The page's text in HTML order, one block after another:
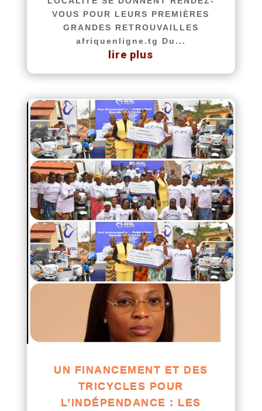
VOUS POUR LEURS PREMIÈRES
GRANDES RETROUVAILLES
afriquenligne.tg Du...
lire plus
UN FINANCEMENT ET DES
TRICYCLES POUR
L’INDÉPENDANCE : LES